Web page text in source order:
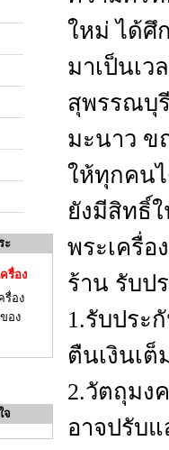
ะ
รื่อง
รื่อง
อง
จ
ใหม่ ได้ศึ
มาเป็นเว
สุพรรณบุ
มะนาว ข
ให้ทุกคน
ยังมีสิทธิ์
พระเครื่
ร้าน รับป
1.รับประ
ตืนเงินเ
2.วัตถุมง
อาจปรับ